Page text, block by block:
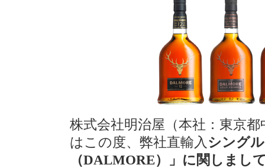
株式会社明治屋（本社：東京
はこの度、弊社直輸入 シング
（DALMORE）」に関しまし